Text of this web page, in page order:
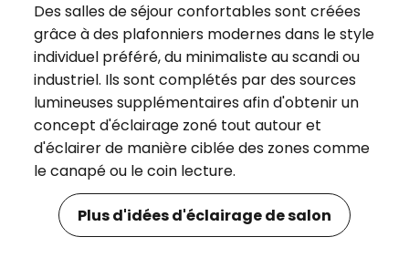
Des salles de séjour confortables sont créées
grâce à des plafonniers modernes dans le style
individuel préféré, du minimaliste au scandi ou
industriel. Ils sont complétés par des sources
lumineuses supplémentaires afin d'obtenir un
concept d'éclairage zoné tout autour et
d'éclairer de manière ciblée des zones comme
le canapé ou le coin lecture.
Plus d'idées d'éclairage de salon